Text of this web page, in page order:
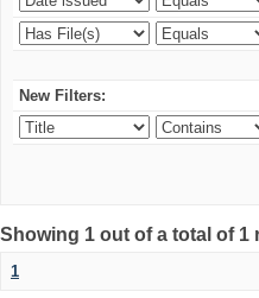
New Filters:
Showing 1 out of a total of 1
1